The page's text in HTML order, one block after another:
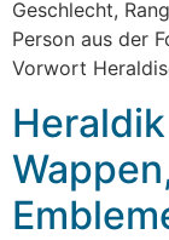
Geschlecht,
Person aus der
Vorwort